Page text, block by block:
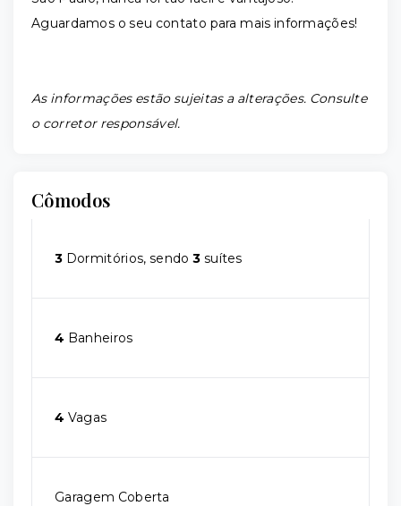
Aguardamos o seu contato para mais informações!
As informações estão sujeitas a alterações. Consulte
o corretor responsável.
Cômodos
3 Dormitórios, sendo3 suítes
4 Banheiros
4 Vagas
Garagem Coberta